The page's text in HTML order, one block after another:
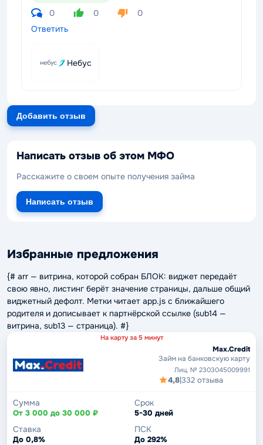
0 0
0
Ответить
Небус
Добавить отзыв
Написать отзыв об этом МФО
Расскажите о своем опыте получения займа
Написать отзыв
Избранные предложения
{# arr — витрина, которой собран БЛОК: виджет передаёт
свою явно, листинг берёт значение страницы, дальше общий
виджетный дефолт. Метки читает app.js с ближайшего
родителя и дописывает к партнёрской ссылке (sub14 —
витрина, sub13 — страница). #}
На карту за 5 минут
Max.Credit
Займ на банковскую карту
Лиц. № 2303045009991
4,8|332 отзыва
Сумма
От 3 000 до 30 000 ₽
Срок
5-30 дней
Ставка
До 0,8%
ПСК
До 292%